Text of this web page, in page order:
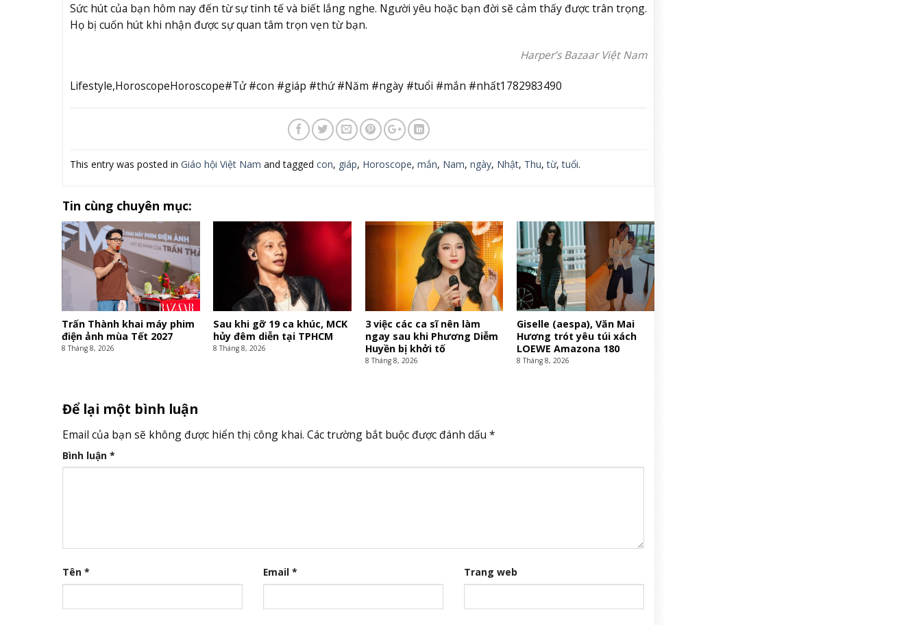
Sức hút của bạn hôm nay đến từ sự tinh tế và biết lắng nghe. Người yêu hoặc bạn đời sẽ cảm thấy được trân trọng.
Họ bị cuốn hút khi nhận được sự quan tâm trọn vẹn từ bạn.
Harper’s Bazaar Việt Nam
Lifestyle,HoroscopeHoroscope#Tử #con #giáp #thứ #Năm #ngày #tuổi #mắn #nhất1782983490
This entry was posted in Giáo hội Việt Nam and tagged con, giáp, Horoscope, mắn, Nam, ngày, Nhật, Thu,từ,tuổi.
Tin cùng chuyên mục:
Trấn Thành khai máy phim
điện ảnh mùa Tết 2027
8 Tháng 8, 2026
Sau khi gỡ 19 ca khúc, MCK
hủy đêm diễn tại TPHCM
8 Tháng 8, 2026
3 việc các ca sĩ nên làm
ngay sau khi Phương Diễm
Huyền bị khởi tố
8 Tháng 8, 2026
Giselle (aespa), Văn Mai
Hương trót yêu túi xách
LOEWE Amazona 180
8 Tháng 8, 2026
Để lại một bình luận
Email của bạn sẽ không được hiển thị công khai. Các trường bắt buộc được đánh dấu *
Bình luận *
Tên * Email * Trang web